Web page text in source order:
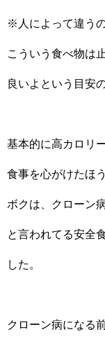
※人によって違う
こういう食べ物は
良いよという目安
基本的に高カロリ
食事を心がけたほ
ボクは、クローン
と言われてる安全
した。
クローン病になる